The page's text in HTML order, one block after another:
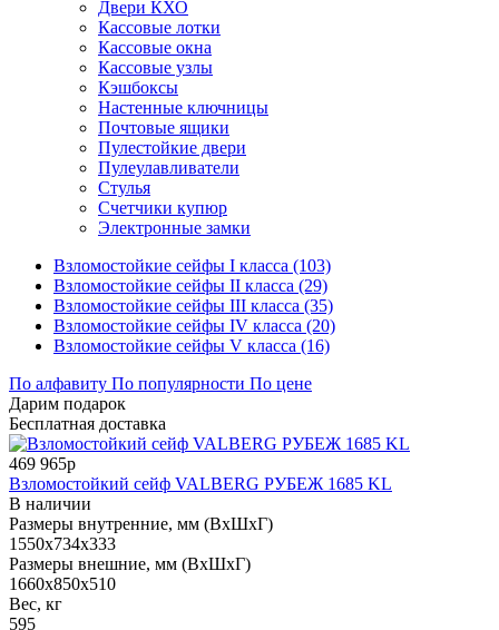
Двери КХО
Кассовые лотки
Кассовые окна
Кассовые узлы
Кэшбоксы
Настенные ключницы
Почтовые ящики
Пулестойкие двери
Пулеулавливатели
Стулья
Счетчики купюр
Электронные замки
Взломостойкие сейфы I класса (103)
Взломостойкие сейфы II класса (29)
Взломостойкие сейфы III класса (35)
Взломостойкие сейфы IV класса (20)
Взломостойкие сейфы V класса (16)
По алфавиту По популярности По цене
Дарим подарок
Бесплатная доставка
469 965р
Взломостойкий сейф VALBERG РУБЕЖ 1685 KL
В наличии
Размеры внутренние, мм (ВхШхГ)
1550x734x333
Размеры внешние, мм (ВхШхГ)
1660x850x510
Вес, кг
595